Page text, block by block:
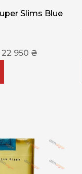
Slims Blue
22 950 ₴